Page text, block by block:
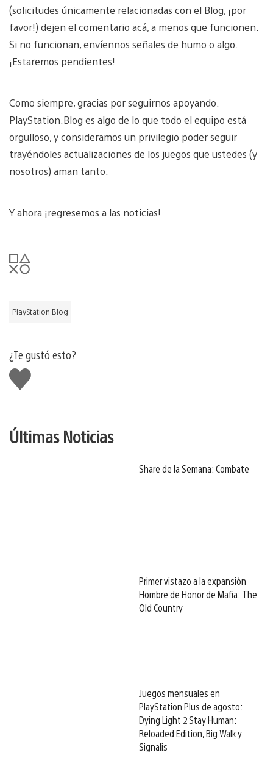
(solicitudes únicamente relacionadas con el Blog, ¡por
favor!) dejen el comentario acá, a menos que funcionen.
Si no funcionan, envíennos señales de humo o algo.
¡Estaremos pendientes!
Como siempre, gracias por seguirnos apoyando.
PlayStation.Blog es algo de lo que todo el equipo está
orgulloso, y consideramos un privilegio poder seguir
trayéndoles actualizaciones de los juegos que ustedes (y
nosotros) aman tanto.
Y ahora ¡regresemos a las noticias!
PlayStation Blog
¿Te gustó esto?
Me
gusta
Últimas Noticias
Share de la Semana: Combate
Primer vistazo a la expansión
Hombre de Honor de Mafia: The
Old Country
Juegos mensuales en
PlayStation Plus de agosto:
Dying Light 2 Stay Human:
Reloaded Edition, Big Walk y
Signalis